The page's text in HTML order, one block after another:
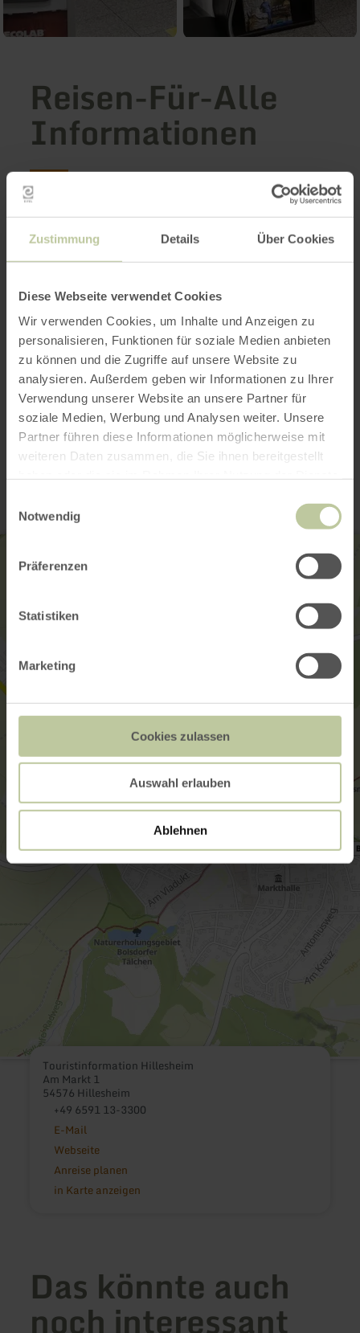
Zustimmung Details Über Cookies
Diese Webseite verwendet Cookies
Wir verwenden Cookies, um Inhalte und Anzeigen zu
personalisieren, Funktionen für soziale Medien anbieten
zu können und die Zugriffe auf unsere Website zu
analysieren. Außerdem geben wir Informationen zu Ihrer
Verwendung unserer Website an unsere Partner für
soziale Medien, Werbung und Analysen weiter. Unsere
Partner führen diese Informationen möglicherweise mit
weiteren Daten zusammen, die Sie ihnen bereitgestellt
Notwendig
Präferenzen
Statistiken
Marketing
Cookies zulassen
Auswahl erlauben
Ablehnen
Reisen-Für-Alle
Informationen
Kognitive Beeinträchtigung
Hörbehinderte / Gehörlose
Sehbehinderte / Blinde
Mobilitätseingeschränkt
Zertifiziert
Kontakt
Touristinformation Hillesheim
Am Markt 1
54576 Hillesheim
+49 6591 13-3300
E-Mail
Webseite
Anreise planen
in Karte anzeigen
Das könnte auch
noch interessant